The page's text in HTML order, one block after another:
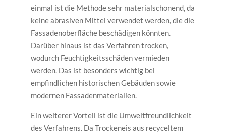
einmal ist die Methode sehr materialschonend, da
keine abrasiven Mittel verwendet werden, die die
Fassadenoberfläche beschädigen könnten.
Darüber hinaus ist das Verfahren trocken,
wodurch Feuchtigkeitsschäden vermieden
werden. Das ist besonders wichtig bei
empfindlichen historischen Gebäuden sowie
modernen Fassadenmaterialien.
Ein weiterer Vorteil ist die Umweltfreundlichkeit
des Verfahrens. Da Trockeneis aus recyceltem